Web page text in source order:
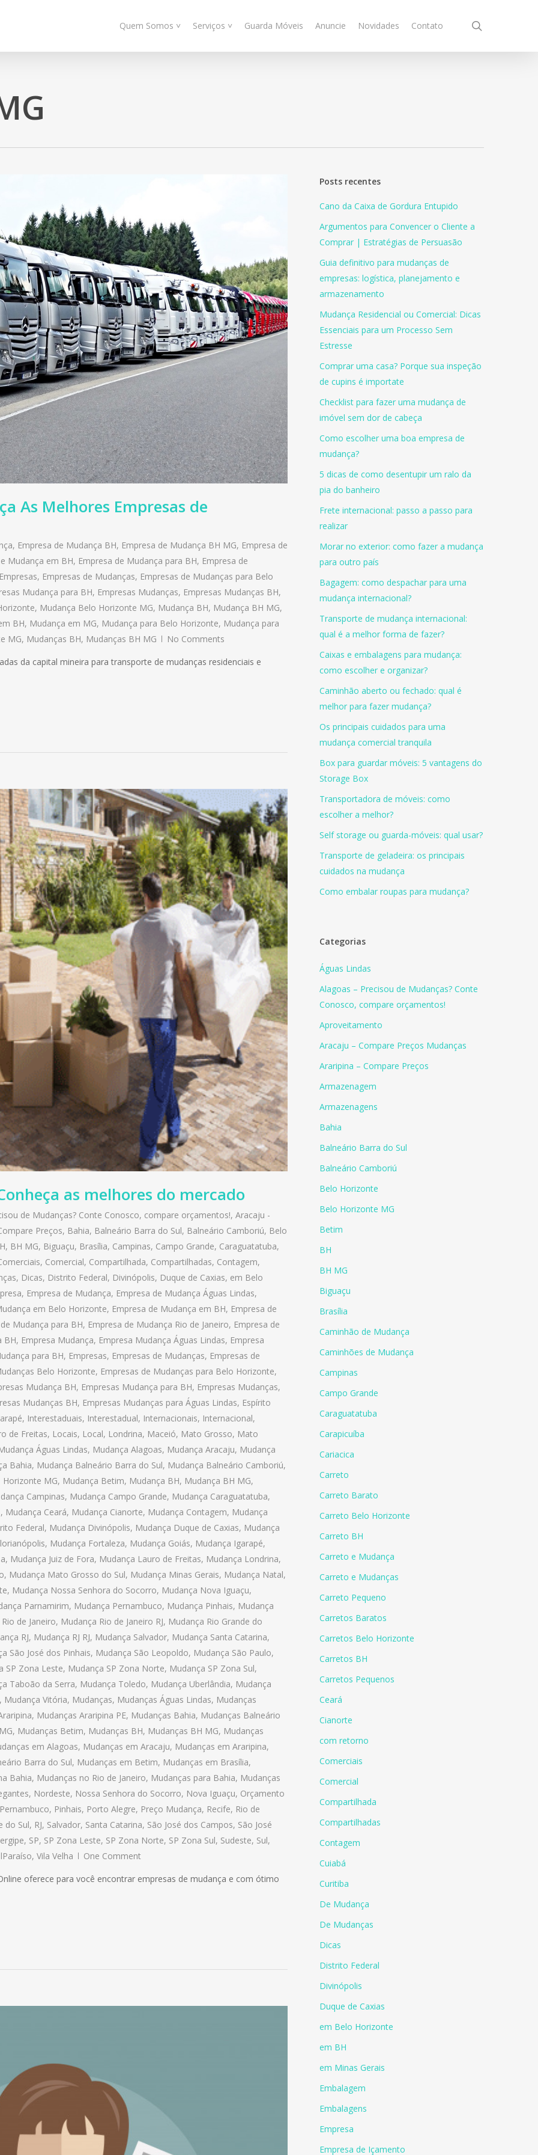
Quem Somos ˅ Serviços ˅ Guarda Móveis Anuncie Novidades Contato
As Melhores Empresas de
, Empresa de Mudança BH, Empresa de Mudança BH MG, Empresa de
Mudança em BH, Empresa de Mudança para BH, Empresa de
, Empresas de Mudanças, Empresas de Mudanças para Belo
Mudança para BH, Empresas Mudanças, Empresas Mudanças BH,
, Mudança Belo Horizonte MG, Mudança BH, Mudança BH MG,
BH, Mudança em MG, Mudança para Belo Horizonte, Mudança para
MG, Mudanças BH, Mudanças BH MG
No Comments
da capital mineira para transporte de mudanças residenciais e
as melhores do mercado
de Mudanças? Conte Conosco, compare orçamentos!, Aracaju -
Preços, Bahia, Balneário Barra do Sul, Balneário Camboriú, Belo
, BH MG, Biguaçu, Brasília, Campinas, Campo Grande, Caraguatatuba,
, Comercial, Compartilhada, Compartilhadas, Contagem,
, Dicas, Distrito Federal, Divinópolis, Duque de Caxias, em Belo
, Empresa de Mudança, Empresa de Mudança Águas Lindas,
em Belo Horizonte, Empresa de Mudança em BH, Empresa de
Mudança para BH, Empresa de Mudança Rio de Janeiro, Empresa de
BH, Empresa Mudança, Empresa Mudança Águas Lindas, Empresa
para BH, Empresas, Empresas de Mudanças, Empresas de
Belo Horizonte, Empresas de Mudanças para Belo Horizonte,
Mudança BH, Empresas Mudança para BH, Empresas Mudanças,
Mudanças BH, Empresas Mudanças para Águas Lindas, Espírito
, Interestaduais, Interestadual, Internacionais, Internacional,
de Freitas, Locais, Local, Londrina, Maceió, Mato Grosso, Mato
Águas Lindas, Mudança Alagoas, Mudança Aracaju, Mudança
Bahia, Mudança Balneário Barra do Sul, Mudança Balneário Camboriú,
MG, Mudança Betim, Mudança BH, Mudança BH MG,
Campinas, Mudança Campo Grande, Mudança Caraguatatuba,
, Mudança Ceará, Mudança Cianorte, Mudança Contagem, Mudança
Federal, Mudança Divinópolis, Mudança Duque de Caxias, Mudança
, Mudança Fortaleza, Mudança Goiás, Mudança Igarapé,
, Mudança Juiz de Fora, Mudança Lauro de Freitas, Mudança Londrina,
, Mudança Mato Grosso do Sul, Mudança Minas Gerais, Mudança Natal,
, Mudança Nossa Senhora do Socorro, Mudança Nova Iguaçu,
Parnamirim, Mudança Pernambuco, Mudança Pinhais, Mudança
de Janeiro, Mudança Rio de Janeiro RJ, Mudança Rio Grande do
RJ, Mudança RJ RJ, Mudança Salvador, Mudança Santa Catarina,
São José dos Pinhais, Mudança São Leopoldo, Mudança São Paulo,
SP Zona Leste, Mudança SP Zona Norte, Mudança SP Zona Sul,
Taboão da Serra, Mudança Toledo, Mudança Uberlândia, Mudança
, Mudança Vitória, Mudanças, Mudanças Águas Lindas, Mudanças
, Mudanças Araripina PE, Mudanças Bahia, Mudanças Balneário
, Mudanças Betim, Mudanças BH, Mudanças BH MG, Mudanças
em Alagoas, Mudanças em Aracaju, Mudanças em Araripina,
Barra do Sul, Mudanças em Betim, Mudanças em Brasília,
Bahia, Mudanças no Rio de Janeiro, Mudanças para Bahia, Mudanças
, Nordeste, Nossa Senhora do Socorro, Nova Iguaçu, Orçamento
Pernambuco, Pinhais, Porto Alegre, Preço Mudança, Recife, Rio de
do Sul, RJ, Salvador, Santa Catarina, São José dos Campos, São José
, SP, SP Zona Leste, SP Zona Norte, SP Zona Sul, Sudeste, Sul,
, Vila Velha
One Comment
oferece para você encontrar empresas de mudança e com ótimo
Posts recentes
Cano da Caixa de Gordura Entupido
Argumentos para Convencer o Cliente a
Comprar | Estratégias de Persuasão
Guia definitivo para mudanças de
empresas: logística, planejamento e
armazenamento
Mudança Residencial ou Comercial: Dicas
Essenciais para um Processo Sem
Estresse
Comprar uma casa? Porque sua inspeção
de cupins é importate
Checklist para fazer uma mudança de
imóvel sem dor de cabeça
Como escolher uma boa empresa de
mudança?
5 dicas de como desentupir um ralo da
pia do banheiro
Frete internacional: passo a passo para
realizar
Morar no exterior: como fazer a mudança
para outro país
Bagagem: como despachar para uma
mudança internacional?
Transporte de mudança internacional:
qual é a melhor forma de fazer?
Caixas e embalagens para mudança:
como escolher e organizar?
Caminhão aberto ou fechado: qual é
melhor para fazer mudança?
Os principais cuidados para uma
mudança comercial tranquila
Box para guardar móveis: 5 vantagens do
Storage Box
Transportadora de móveis: como
escolher a melhor?
Self storage ou guarda-móveis: qual usar?
Transporte de geladeira: os principais
cuidados na mudança
Como embalar roupas para mudança?
Categorias
Águas Lindas
Alagoas – Precisou de Mudanças? Conte
Conosco, compare orçamentos!
Aproveitamento
Aracaju – Compare Preços Mudanças
Araripina – Compare Preços
Armazenagem
Armazenagens
Bahia
Balneário Barra do Sul
Balneário Camboriú
Belo Horizonte
Belo Horizonte MG
Betim
BH
BH MG
Biguaçu
Brasília
Caminhão de Mudança
Caminhões de Mudança
Campinas
Campo Grande
Caraguatatuba
Carapicuíba
Cariacica
Carreto
Carreto Barato
Carreto Belo Horizonte
Carreto BH
Carreto e Mudança
Carreto e Mudanças
Carreto Pequeno
Carretos Baratos
Carretos Belo Horizonte
Carretos BH
Carretos Pequenos
Ceará
Cianorte
com retorno
Comerciais
Comercial
Compartilhada
Compartilhadas
Contagem
Cuiabá
Curitiba
De Mudança
De Mudanças
Dicas
Distrito Federal
Divinópolis
Duque de Caxias
em Belo Horizonte
em BH
em Minas Gerais
Embalagem
Embalagens
Empresa
Empresa de Içamento